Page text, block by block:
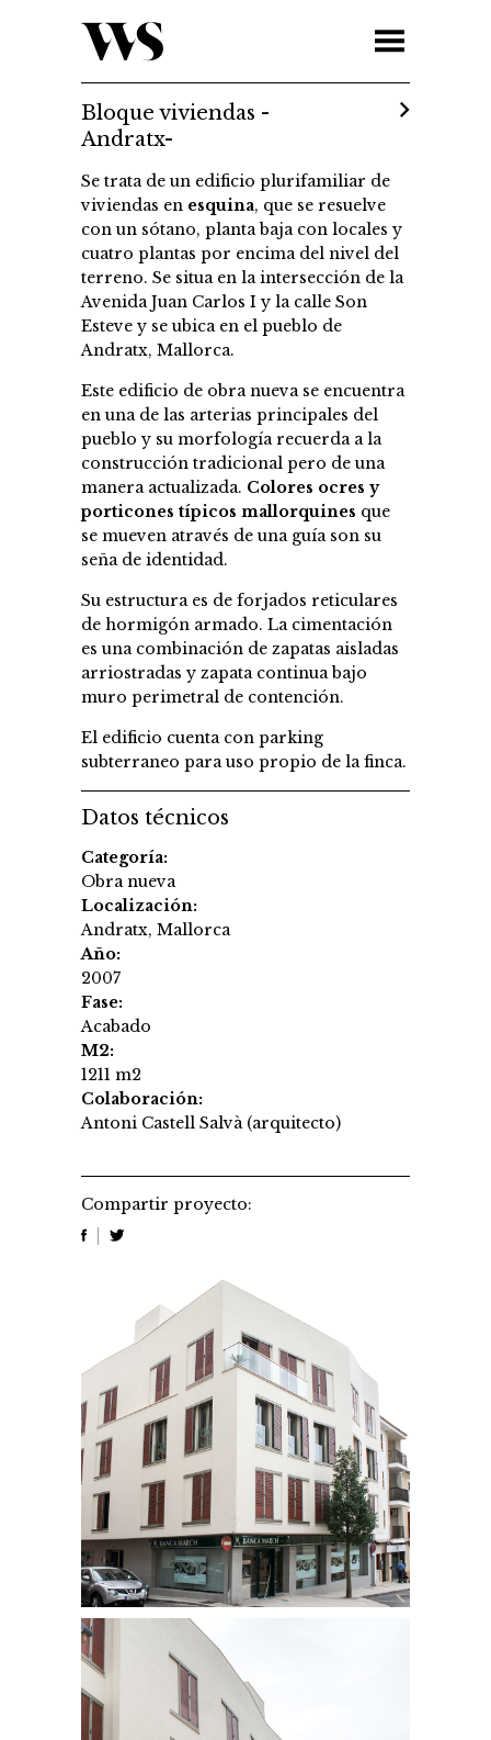
Bloque viviendas -
Andratx-
Se trata de un edificio plurifamiliar de
viviendas en esquina, que se resuelve
con un sótano, planta baja con locales y
cuatro plantas por encima del nivel del
terreno. Se situa en la intersección de la
Avenida Juan Carlos I y la calle Son
Esteve y se ubica en el pueblo de
Andratx, Mallorca.
Este edificio de obra nueva se encuentra
en una de las arterias principales del
pueblo y su morfología recuerda a la
construcción tradicional pero de una
manera actualizada. Colores ocres y
porticones típicos mallorquines que
se mueven através de una guía son su
seña de identidad.
Su estructura es de forjados reticulares
de hormigón armado. La cimentación
es una combinación de zapatas aisladas
arriostradas y zapata continua bajo
muro perimetral de contención.
El edificio cuenta con parking
subterraneo para uso propio de la finca.
Datos técnicos
Categoría:
Obra nueva
Localización:
Andratx, Mallorca
Año:
2007
Fase:
Acabado
M2:
1211 m2
Colaboración:
Antoni Castell Salvà (arquitecto)
Compartir proyecto: